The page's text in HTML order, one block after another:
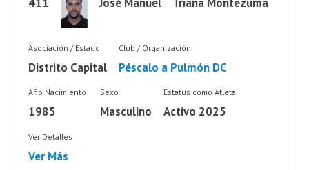
Asociación / Estado
Distrito Capital
Club / Organización
Péscalo a Pulmón DC
Año Nacimiento
1985
Sexo
Masculino
Estatus como Atleta
Activo 2025
Ver Detalles
Ver Más